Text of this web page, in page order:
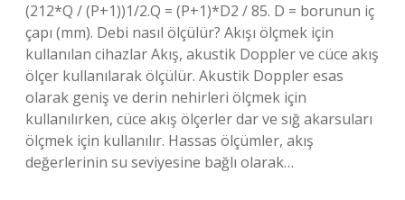
(212*Q / (P+1))1/2.Q = (P+1)*D2 / 85. D = borunun iç
çapı (mm). Debi nasıl ölçülür? Akışı ölçmek için
kullanılan cihazlar Akış, akustik Doppler ve cüce akış
ölçer kullanılarak ölçülür. Akustik Doppler esas
olarak geniş ve derin nehirleri ölçmek için
kullanılırken, cüce akış ölçerler dar ve sığ akarsuları
ölçmek için kullanılır. Hassas ölçümler, akış
değerlerinin su seviyesine bağlı olarak…